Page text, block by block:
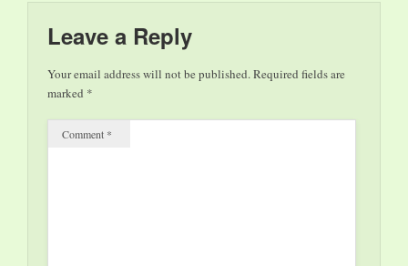
tiefe Risse nahezu alle
Gesellschaften prägen
journalistische
Berichterstattung
herausfordern, wächst
der Wunsch nach
Leave a Reply
Your email address will not be published.Required fields are
marked *
Comment *